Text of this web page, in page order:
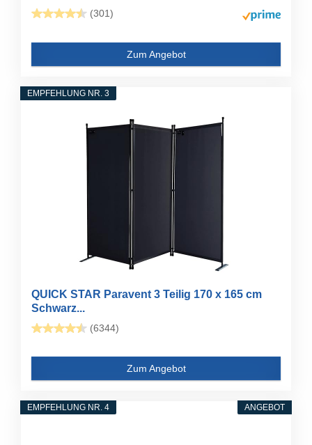
(301)
Zum Angebot
EMPFEHLUNG NR. 3
QUICK STAR Paravent 3 Teilig 170 x 165 cm
Schwarz...
(6344)
Zum Angebot
ANGEBOT
EMPFEHLUNG NR. 4